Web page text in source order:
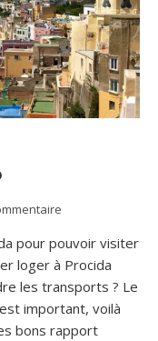
pour pouvoir visiter
loger à Procida
les transports ? Le
important, voilà
bons rapport